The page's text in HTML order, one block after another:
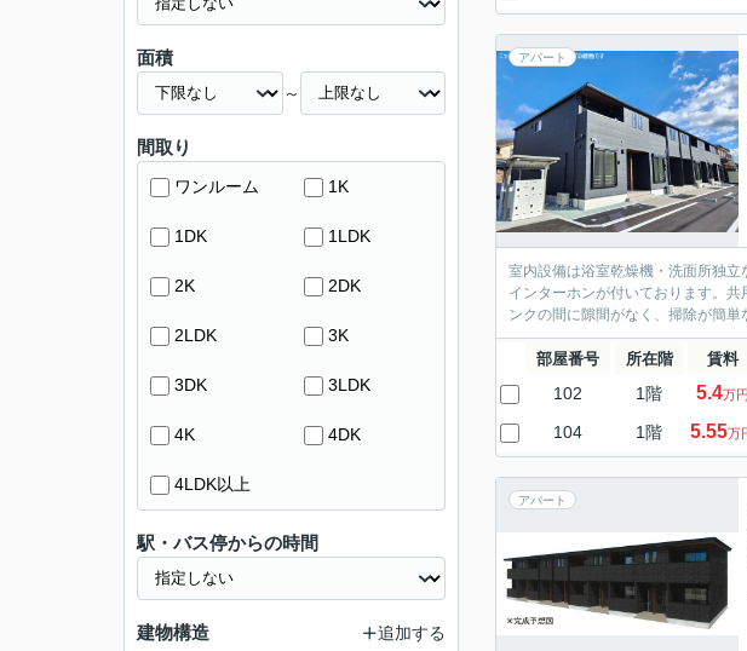
アパート
室内設備は浴室乾燥機・洗面所独
インターホンが付いております。
ンクの間に隙間がなく、掃除が簡
部屋番号 所在階 賃料
102 1階 5.4万円
104 1階 5.55万
アパート
面積
～
間取り
ワンルーム 1K
1DK 1LDK
2K 2DK
2LDK 3K
3DK 3LDK
4K 4DK
4LDK以上
駅・バス停からの時間
建物構造 追加する